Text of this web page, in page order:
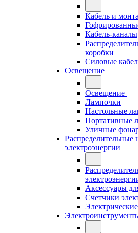
Кабель и
Кабель-каналы
коробки
Силовые
Освещение
Освещение
Лампочки
Настольные
Портативные
Уличные
электроэнергии
Аксессуары
Счетчики